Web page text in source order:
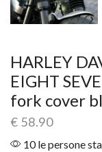
HARLEY
EIGHT
fork cover
€ 58.90
10 le persone